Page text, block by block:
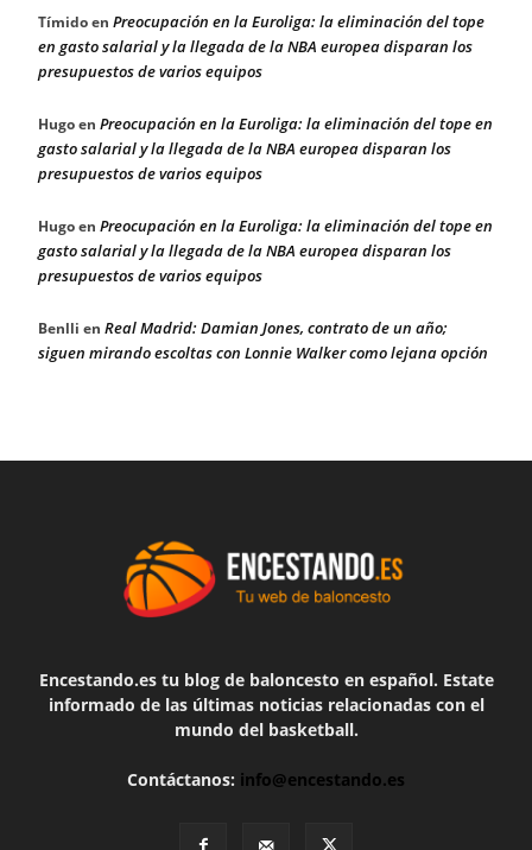
Tímidoen Preocupación en la Euroliga: la eliminación del tope
en gasto salarial y la llegada de la NBA europea disparan los
presupuestos de varios equipos
Hugoen Preocupación en la Euroliga: la eliminación del tope en
gasto salarial y la llegada de la NBA europea disparan los
presupuestos de varios equipos
Hugoen Preocupación en la Euroliga: la eliminación del tope en
gasto salarial y la llegada de la NBA europea disparan los
presupuestos de varios equipos
Benlli en Real Madrid: Damian Jones, contrato de un año;
siguen mirando escoltas con Lonnie Walker como lejana opción
Encestando.es tu blog de baloncesto en español. Estate
informado de las últimas noticias relacionadas con el
mundo del basketball.
Contáctanos: info@encestando.es